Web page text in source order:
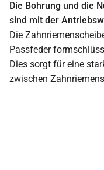
Die Bohrung und die
sind mit der
Die
Passfeder
Dies sorgt für eine
zwischen